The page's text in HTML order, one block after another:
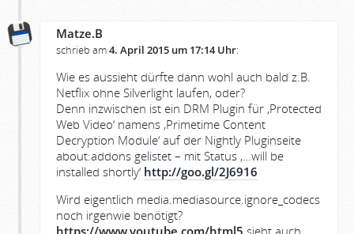
Matze.B
schrieb am4. April 2015 um 17:14 Uhr:
Wie es aussieht dürfte dann wohl auch bald z.B.
Netflix ohne Silverlight laufen, oder?
Denn inzwischen ist ein DRM Plugin für ‚Protected
Web Video‘ namens ‚Primetime Content
Decryption Module‘ auf der Nightly Pluginseite
about:addons gelistet – mit Status ‚…will be
installed shortly‘ http://goo.gl/2J6916
Wird eigentlich media.mediasource.ignore_codecs
noch irgenwie benötigt?